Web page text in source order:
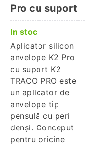
Pro cu suport
In stoc
Aplicator silicon
anvelope K2 Pro
cu suport K2
TRACO PRO este
un aplicator de
anvelope tip
pensulă cu peri
denși. Conceput
pentru oricine